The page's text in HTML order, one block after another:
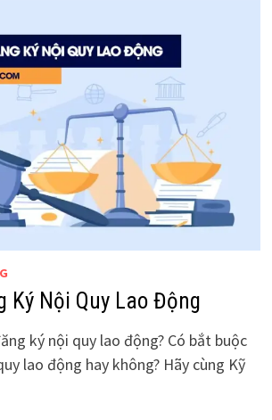
Ký Nội Quy Lao Động
ký nội quy lao động? Có bắt buộc
lao động hay không? Hãy cùng Kỹ